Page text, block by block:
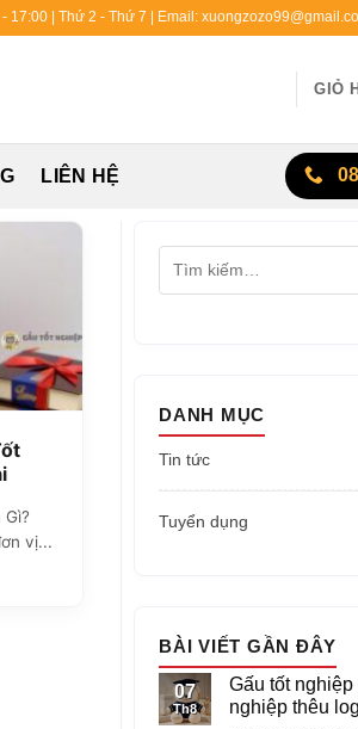
17:00 | Thứ 2 - Thứ 7 | Email:
GIỎ
LIÊN HỆ
vị...
DANH MỤC
Tin tức
Tuyển dụng
BÀI VIẾT GẦN ĐÂY
07
Th8
Gấu tốt
nghiệp thêu